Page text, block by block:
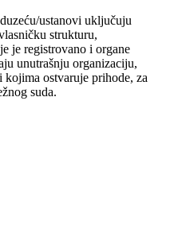
ustanovi uključuju
strukturu,
je registrovano i organe
unutrašnju organizaciju,
kojima ostvaruje prihode, za
suda.